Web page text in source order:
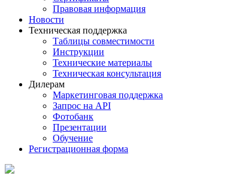
Правовая информация
Новости
Техническая поддержка
Таблицы совместимости
Инструкции
Технические материалы
Техническая консультация
Дилерам
Маркетинговая поддержка
Запрос на API
Фотобанк
Презентации
Обучение
Регистрационная форма